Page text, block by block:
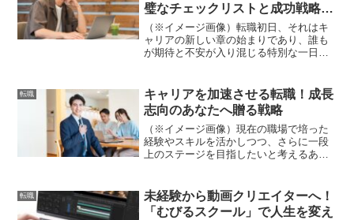
璧なチェックリストと成功戦略💼
✨（※イメージ画像）転職初日、それはキ
ャリアの新しい章の始まりであり、誰も
が期待と不安が入り混じる特別な一日で
けるだろうか？」「失敗したらどうしよ
う？」と緊張するのは...
転職
キャリアを加速させる転職！成長
志向のあなたへ贈る戦略
（※イメージ画像）現在の職場で培った
経験やスキルを活かしつつ、さらに一段
上のステージを目指したいと考えるあな
る強力な手段となり得ます。停滞感を感
じている、より専門性を高...
転職
未経験から動画クリエイターへ！
「むびるスクール」で人生を変え